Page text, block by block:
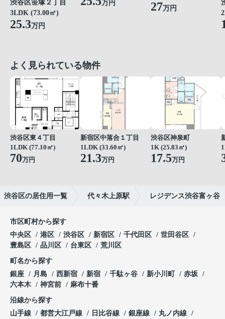
渋谷区笹塚２丁目
3LDK (73.00㎡)
25.3万円
万円 27万円
よく見られている物件
渋谷区東４丁目
1LDK (77.10㎡)
70万円
新宿区中落合１丁目
1LDK (33.60㎡)
21.3万円
渋谷区神泉町
1K (25.83㎡)
17.5万円
渋谷区の居住用一覧 代々木上原駅 レジデンス渋谷富ヶ谷
市区町村から探す
中央区
港区 渋谷区 新宿区 千代田区
世田谷区
豊島区
品川区 台東区 荒川区
町名から探す
銀座
月島 西新宿 新宿 千駄ヶ谷 新小川町
赤坂
六本木
神宮前 麻布十番
沿線から探す
山手線
都営大江戸線 日比谷線 銀座線
丸ノ内線